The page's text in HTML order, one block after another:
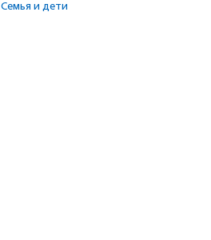
Семья и дети